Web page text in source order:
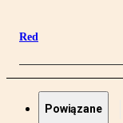
Red
Powiązane